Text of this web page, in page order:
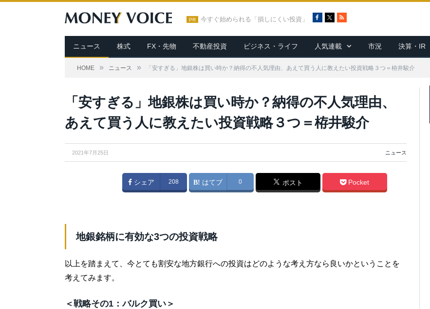
PR 今すぐ始められる「損しにくい投資」
c
e
b
o
R
S
ニュース 株式 FX・先物 不動産投資 ビジネス・ライフ 人気連載 市況 決算・IR
HOME » ニュース » 「安すぎる」地銀株は買い時か？納得の不人気理由、あえて買う人に教えたい投資戦略３つ＝栫井駿介
「安すぎる」地銀株は買い時か？納得の不人気理由、
あえて買う人に教えたい投資戦略３つ＝栫井駿介
2021年7月25日 ニュース
シェア 208 はてブ 0 ポスト Pocket
地銀銘柄に有効な3つの投資戦略
以上を踏まえて、今とても割安な地方銀行への投資はどのような考え方なら良いかということを
考えてみます。
＜戦略その1：バルク買い＞